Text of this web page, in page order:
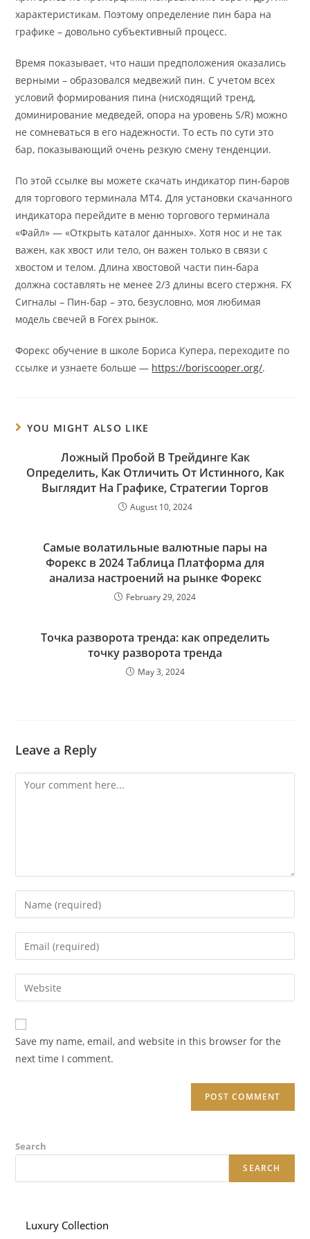
характеристикам. Поэтому определение пин бара на
графике – довольно субъективный процесс.
Время показывает, что наши предположения оказались
верными – образовался медвежий пин. С учетом всех
условий формирования пина (нисходящий тренд,
доминирование медведей, опора на уровень S/R) можно
не сомневаться в его надежности. То есть по сути это
бар, показывающий очень резкую смену тенденции.
По этой ссылке вы можете скачать индикатор пин-баров
для торгового терминала МТ4. Для установки скачанного
индикатора перейдите в меню торгового терминала
«Файл» — «Открыть каталог данных». Хотя нос и не так
важен, как хвост или тело, он важен только в связи с
хвостом и телом. Длина хвостовой части пин-бара
должна составлять не менее 2/3 длины всего стержня. FX
Сигналы – Пин-бар – это, безусловно, моя любимая
модель свечей в Forex рынок.
Форекс обучение в школе Бориса Купера, переходите по
ссылке и узнаете больше — https://boriscooper.org/.
YOU MIGHT ALSO LIKE
Ложный Пробой В Трейдинге Как
Определить, Как Отличить От Истинного, Как
Выглядит На Графике, Стратегии Торгов
August 10, 2024
Самые волатильные валютные пары на
Форекс в 2024 Таблица Платформа для
анализа настроений на рынке Форекс
February 29, 2024
Точка разворота тренда: как определить
точку разворота тренда
May 3, 2024
Leave a Reply
Comment
Enter
your
name
comment
Enter
your
email
address
comment
Enter
your
website
URL
(optional)
Save my name, email, and website in this browser for the
next time I comment.
Search
SEARCH
Luxury Collection